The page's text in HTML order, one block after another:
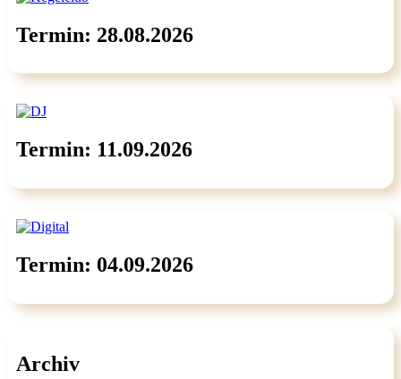
Termin: 28.08.2026
Termin: 11.09.2026
Termin: 04.09.2026
Archiv